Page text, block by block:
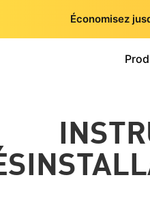
Économisez